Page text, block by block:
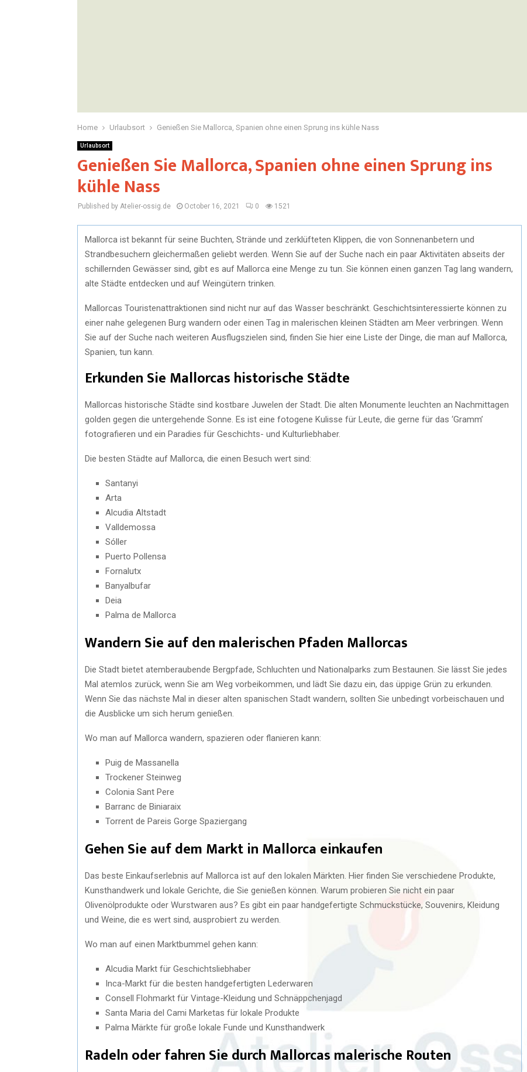
Home Urlaubsort Genießen Sie Mallorca, Spanien ohne einen Sprung ins kühle Nass
Urlaubsort
Genießen Sie Mallorca, Spanien ohne einen Sprung ins
kühle Nass
Published by Atelier-ossig.de October 16, 2021 0 1521
Mallorca ist bekannt für seine Buchten, Strände und zerklüfteten Klippen, die von Sonnenanbetern und
Strandbesuchern gleichermaßen geliebt werden. Wenn Sie auf der Suche nach ein paar Aktivitäten abseits der
schillernden Gewässer sind, gibt es auf Mallorca eine Menge zu tun. Sie können einen ganzen Tag lang wandern,
alte Städte entdecken und auf Weingütern trinken.
Mallorcas Touristenattraktionen sind nicht nur auf das Wasser beschränkt. Geschichtsinteressierte können zu
einer nahe gelegenen Burg wandern oder einen Tag in malerischen kleinen Städten am Meer verbringen. Wenn
Sie auf der Suche nach weiteren Ausflugszielen sind, finden Sie hier eine Liste der Dinge, die man auf Mallorca,
Spanien, tun kann.
Erkunden Sie Mallorcas historische Städte
Mallorcas historische Städte sind kostbare Juwelen der Stadt. Die alten Monumente leuchten an Nachmittagen
golden gegen die untergehende Sonne. Es ist eine fotogene Kulisse für Leute, die gerne für das ‘Gramm’
fotografieren und ein Paradies für Geschichts- und Kulturliebhaber.
Die besten Städte auf Mallorca, die einen Besuch wert sind:
Santanyi
Arta
Alcudia Altstadt
Valldemossa
Sóller
Puerto Pollensa
Fornalutx
Banyalbufar
Deia
Palma de Mallorca
Wandern Sie auf den malerischen Pfaden Mallorcas
Die Stadt bietet atemberaubende Bergpfade, Schluchten und Nationalparks zum Bestaunen. Sie lässt Sie jedes
Mal atemlos zurück, wenn Sie am Weg vorbeikommen, und lädt Sie dazu ein, das üppige Grün zu erkunden.
Wenn Sie das nächste Mal in dieser alten spanischen Stadt wandern, sollten Sie unbedingt vorbeischauen und
die Ausblicke um sich herum genießen.
Wo man auf Mallorca wandern, spazieren oder flanieren kann:
Puig de Massanella
Trockener Steinweg
Colonia Sant Pere
Barranc de Biniaraix
Torrent de Pareis Gorge Spaziergang
Gehen Sie auf dem Markt in Mallorca einkaufen
Das beste Einkaufserlebnis auf Mallorca ist auf den lokalen Märkten. Hier finden Sie verschiedene Produkte,
Kunsthandwerk und lokale Gerichte, die Sie genießen können. Warum probieren Sie nicht ein paar
Olivenölprodukte oder Wurstwaren aus? Es gibt ein paar handgefertigte Schmuckstücke, Souvenirs, Kleidung
und Weine, die es wert sind, ausprobiert zu werden.
Wo man auf einen Marktbummel gehen kann:
Alcudia Markt für Geschichtsliebhaber
Inca-Markt für die besten handgefertigten Lederwaren
Consell Flohmarkt für Vintage-Kleidung und Schnäppchenjagd
Santa Maria del Cami Marketas für lokale Produkte
Palma Märkte für große lokale Funde und Kunsthandwerk
Radeln oder fahren Sie durch Mallorcas malerische Routen